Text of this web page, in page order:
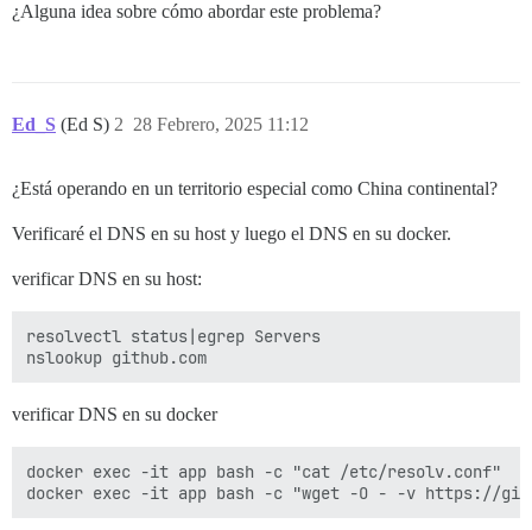
¿Alguna idea sobre cómo abordar este problema?
Ed_S (Ed S) 28 Febrero, 2025 11:12
2
¿Está operando en un territorio especial como China continental?
Verificaré el DNS en su host y luego el DNS en su docker.
verificar DNS en su host:
resolvectl status|egrep Servers
verificar DNS en su docker
docker exec -it app bash -c "cat /etc/resolv.conf"